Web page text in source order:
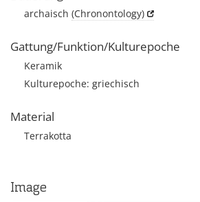
archaisch (Chronontology)
Gattung/Funktion/Kulturepoche
Keramik
Kulturepoche: griechisch
Material
Terrakotta
Image